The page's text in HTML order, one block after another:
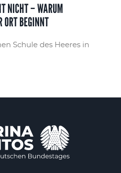
NICHT – WARUM
ORT BEGINNT
Schule des Heeres in